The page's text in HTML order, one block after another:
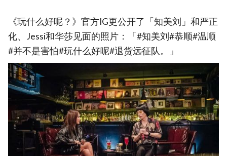
《玩什么好呢？》官方IG更公开了「知美刘」和严正
化、Jessi和华莎见面的照片：「#知美刘#恭顺#温顺
#并不是害怕#玩什么好呢#退货远征队。」